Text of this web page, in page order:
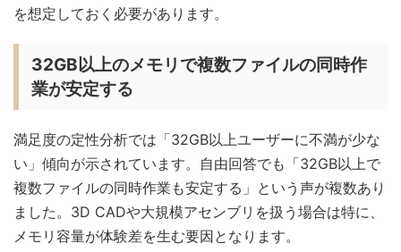
を想定しておく必要があります。
32GB以上のメモリで複数ファイルの同時作
業が安定する
満足度の定性分析では「32GB以上ユーザーに不満が少な
い」傾向が示されています。自由回答でも「32GB以上で
複数ファイルの同時作業も安定する」という声が複数あり
ました。3D CADや大規模アセンブリを扱う場合は特に、
メモリ容量が体験差を生む要因となります。